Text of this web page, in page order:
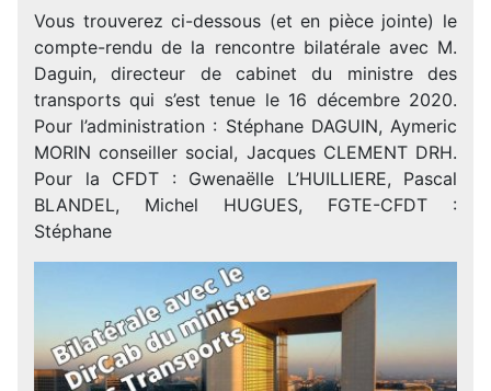
Vous trouverez ci-dessous (et en pièce jointe) le
compte-rendu de la rencontre bilatérale avec M.
Daguin, directeur de cabinet du ministre des
transports qui s’est tenue le 16 décembre 2020.
Pour l’administration : Stéphane DAGUIN, Aymeric
MORIN conseiller social, Jacques CLEMENT DRH.
Pour la CFDT : Gwenaëlle L’HUILLIERE, Pascal
BLANDEL, Michel HUGUES, FGTE-CFDT :
Stéphane